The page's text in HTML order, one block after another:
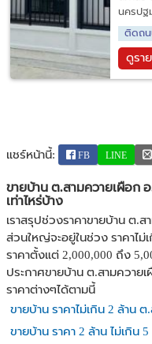
นครปฐ
ติดถ
ดูรา
แชร์หน้านี้: FB LINE
ขายบ้าน ต.สามควายเผือก
เท่าไหร่บ้าง
เราสรุปช่วงราคาขายบ้าน ต.
ส่วนใหญ่จะอยู่ในช่วง ราคาไม่
ราคาตั้งแต่ 2,000,000 ถึง
ประกาศขายบ้าน ต.สามควา
ราคาต่างๆได้ตามนี้
ขายบ้าน ราคาไม่เกิน 2 ล้าน
ขายบ้าน ราคา 2 ล้าน ไม่เกิน